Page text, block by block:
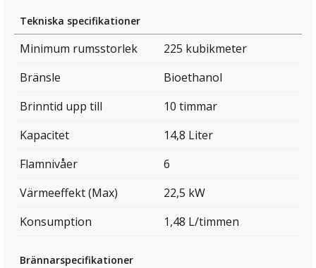
Tekniska specifikationer
Minimum rumsstorlek
225 kubikmeter
Bränsle
Bioethanol
Brinntid upp till
10 timmar
Kapacitet
14,8 Liter
Flamnivåer
6
Värmeeffekt (Max)
22,5 kW
Konsumption
1,48 L/timmen
Brännarspecifikationer